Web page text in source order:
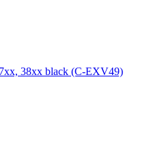
38xx black (C-EXV49)